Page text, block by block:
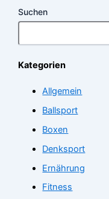
Suchen
Kategorien
Allgemein
Ballsport
Boxen
Denksport
Ernährung
Fitness